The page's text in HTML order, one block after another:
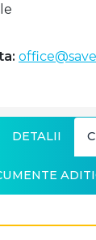
DETALII